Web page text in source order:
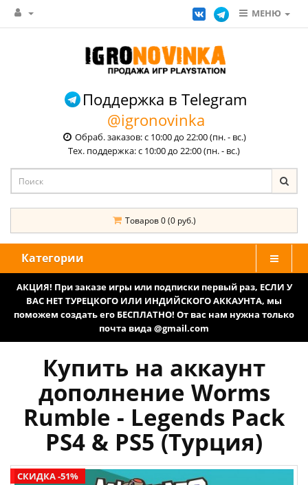
МЕНЮ
Поддержка в Telegram
@igronovinka
Обраб. заказов: с 10:00 до 22:00 (пн. - вс.)
Тех. поддержка: с 10:00 до 22:00 (пн. - вс.)
Товаров 0 (0 руб.)
Категории
АКЦИЯ! При заказе игры или подписки первый раз, ЕСЛИ У
ВАС НЕТ ТУРЕЦКОГО ИЛИ ИНДИЙСКОГО АККАУНТА, мы
поможем создать его БЕСПЛАТНО! От вас нам нужна только
почта вида @gmail.com
Купить на аккаунт
дополнение Worms
Rumble - Legends Pack
PS4 & PS5 (Турция)
СКИДКА -51%